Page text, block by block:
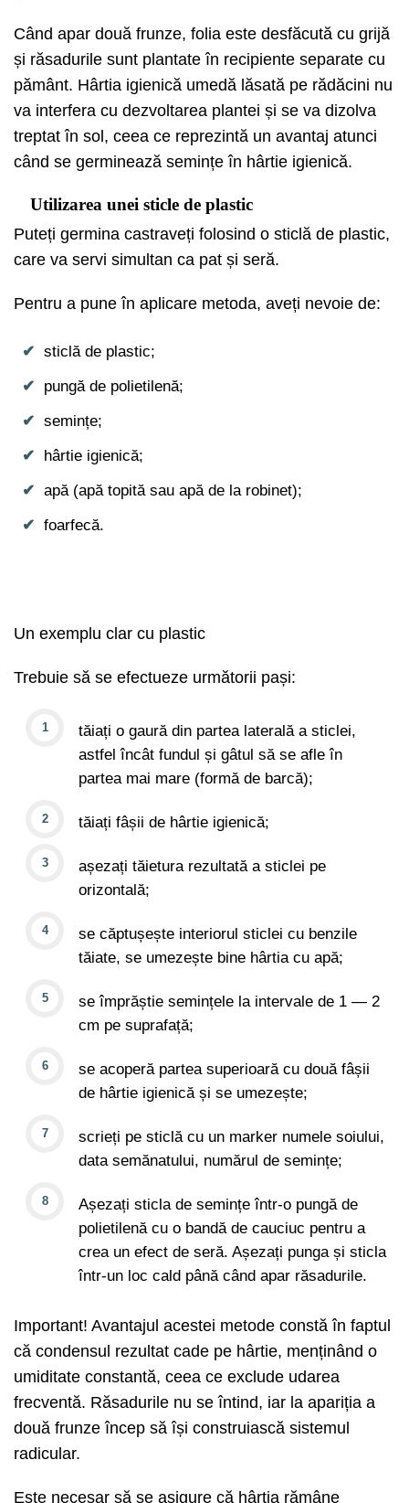
Când apar două frunze, folia este desfăcută cu grijă
și răsadurile sunt plantate în recipiente separate cu
pământ. Hârtia igienică umedă lăsată pe rădăcini nu
va interfera cu dezvoltarea plantei și se va dizolva
treptat în sol, ceea ce reprezintă un avantaj atunci
când se germinează semințe în hârtie igienică.
Utilizarea unei sticle de plastic
Puteți germina castraveți folosind o sticlă de plastic,
care va servi simultan ca pat și seră.
Pentru a pune în aplicare metoda, aveți nevoie de:
sticlă de plastic;
pungă de polietilenă;
semințe;
hârtie igienică;
apă (apă topită sau apă de la robinet);
foarfecă.
Un exemplu clar cu plastic
Trebuie să se efectueze următorii pași:
tăiați o gaură din partea laterală a sticlei,
astfel încât fundul și gâtul să se afle în
partea mai mare (formă de barcă);
tăiați fâșii de hârtie igienică;
așezați tăietura rezultată a sticlei pe
orizontală;
se căptușește interiorul sticlei cu benzile
tăiate, se umezește bine hârtia cu apă;
se împrăștie semințele la intervale de 1 — 2
cm pe suprafață;
se acoperă partea superioară cu două fâșii
de hârtie igienică și se umezește;
scrieți pe sticlă cu un marker numele soiului,
data semănatului, numărul de semințe;
Așezați sticla de semințe într-o pungă de
polietilenă cu o bandă de cauciuc pentru a
crea un efect de seră. Așezați punga și sticla
într-un loc cald până când apar răsadurile.
Important! Avantajul acestei metode constă în faptul
că condensul rezultat cade pe hârtie, menținând o
umiditate constantă, ceea ce exclude udarea
frecventă. Răsadurile nu se întind, iar la apariția a
două frunze încep să își construiască sistemul
radicular.
Este necesar să se asigure că hârtia rămâne